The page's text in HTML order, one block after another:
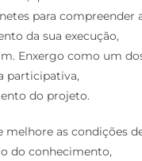
para compreender
da sua execução,
Enxergo como um
participativa,
do projeto.
melhore as condições
do conhecimento,